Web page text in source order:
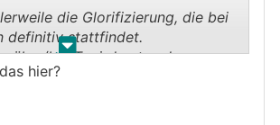
. .
die Glorifizierung, die bei
definitiv stattfindet.
über/bei T wird entweder
geheissen
hier?